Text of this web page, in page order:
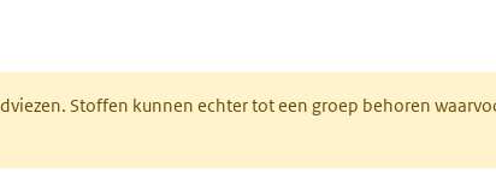
Stoffen kunnen echter tot een groep behoren